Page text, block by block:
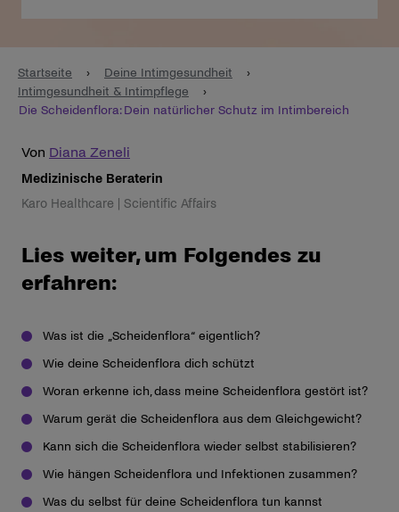
Startseite › Deine Intimgesundheit
›
Intimgesundheit & Intimpflege
›
Die Scheidenflora: Dein natürlicher Schutz im Intimbereich
Von Diana Zeneli
Medizinische Beraterin
Karo Healthcare | Scientific Affairs
Lies weiter, um Folgendes zu
erfahren:
Was ist die „Scheidenflora“ eigentlich?
Wie deine Scheidenflora dich schützt
Woran erkenne ich, dass meine Scheidenflora gestört ist?
Warum gerät die Scheidenflora aus dem Gleichgewicht?
Kann sich die Scheidenflora wieder selbst stabilisieren?
Wie hängen Scheidenflora und Infektionen zusammen?
Was du selbst für deine Scheidenflora tun kannst